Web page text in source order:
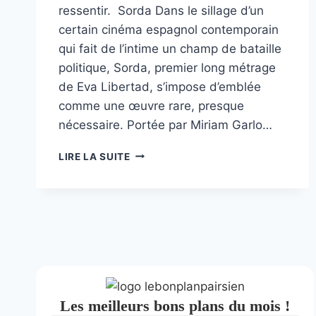
ressentir. Sorda Dans le sillage d’un
certain cinéma espagnol contemporain
qui fait de l’intime un champ de bataille
politique, Sorda, premier long métrage
de Eva Libertad, s’impose d’emblée
comme une œuvre rare, presque
nécessaire. Portée par Miriam Garlo…
LIRE LA SUITESORDA
Les meilleurs bons plans du mois !